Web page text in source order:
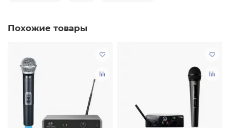
Похожие товары